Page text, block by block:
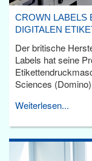
CROWN LABELS
DIGITALEN
Der britische
Labels hat seine
Sciences
Weiterlesen...